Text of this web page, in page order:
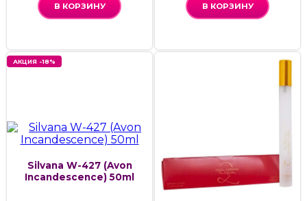
В КОРЗИНУ В КОРЗИНУ
АКЦИЯ -18%
Silvana W-427 (Avon
Incandescence) 50ml